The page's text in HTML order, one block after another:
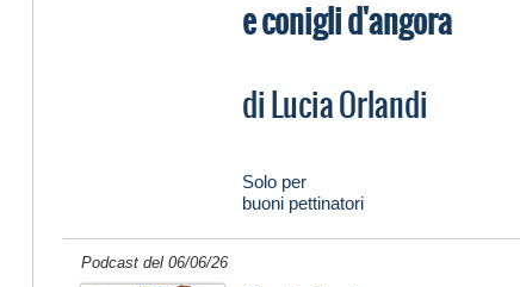
e conigli d'angora
di Lucia Orlandi
Solo per
buoni pettinatori
Podcast del 06/06/26